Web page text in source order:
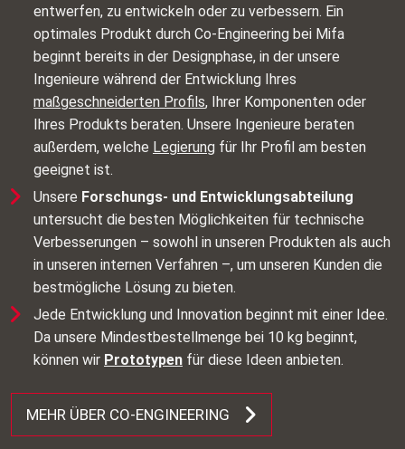
entwerfen, zu entwickeln oder zu verbessern. Ein
optimales Produkt durch Co‑Engineering bei Mifa
beginnt bereits in der Designphase, in der unsere
Ingenieure während der Entwicklung Ihres
maßgeschneiderten Profils, Ihrer Komponenten oder
Ihres Produkts beraten. Unsere Ingenieure beraten
außerdem, welche Legierung für Ihr Profil am besten
geeignet ist.
Unsere Forschungs- und Entwicklungsabteilung
untersucht die besten Möglichkeiten für technische
Verbesserungen – sowohl in unseren Produkten als auch
in unseren internen Verfahren –, um unseren Kunden die
bestmögliche Lösung zu bieten.
Jede Entwicklung und Innovation beginnt mit einer Idee.
Da unsere Mindestbestellmenge bei 10 kg beginnt,
können wir Prototypen für diese Ideen anbieten.
MEHR ÜBER CO‑ENGINEERING